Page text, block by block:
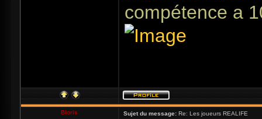
compétence a
Bioris Sujet du message: Re: Les joueurs REALIFE